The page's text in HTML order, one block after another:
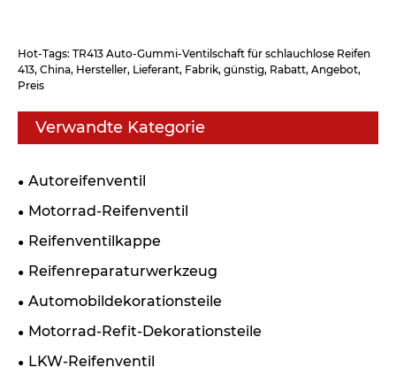
Hot-Tags: TR413 Auto-Gummi-Ventilschaft für schlauchlose Reifen
413, China, Hersteller, Lieferant, Fabrik, günstig, Rabatt, Angebot,
Preis
Verwandte Kategorie
Autoreifenventil
Motorrad-Reifenventil
Reifenventilkappe
Reifenreparaturwerkzeug
Automobildekorationsteile
Motorrad-Refit-Dekorationsteile
LKW-Reifenventil